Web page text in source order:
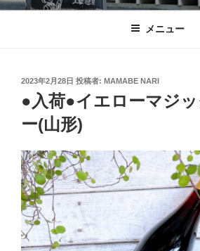
メニュー
投
日:
2023年2月28日 投稿者: MAMABE NARI
●入荷●イエローマジ
ー(山形)